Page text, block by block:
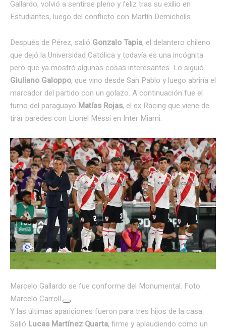
Gallardo, volvió a sentirse pleno y feliz tras su exilio en
Estudiantes, luego del conflicto con Martín Demichelis.
Después de Pérez, salió Gonzalo Tapia, el delantero chileno
que dejó la Universidad Católica y todavía es una incógnita
pero que ya mostró algunas cosas interesantes. Lo siguió
Giuliano Galoppo, que vino desde San Pablo y luego abriría el
marcador del partido con un golazo. A continuación fue el
turno del paraguayo Matías Rojas, el ex Racing que viene de
tirar paredes con Lionel Messi en Inter Miami.
Marcelo Gallardo se fue conforme del Monumental. Foto:
Marcelo Carroll.
Y las últimas apariciones fueron para tres hijos de la casa.
Salió Lucas Martínez Quarta, firme y aplaudiendo como un